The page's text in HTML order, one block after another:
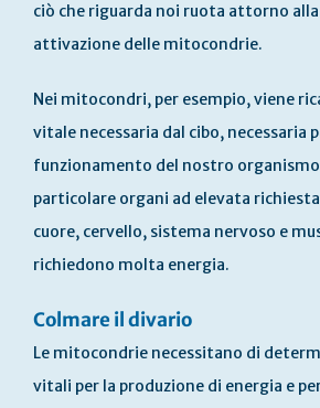
ciò che riguarda noi ruota attorno
attivazione delle mitocondrie.
Nei mitocondri, per esempio, viene
vitale necessaria dal cibo, necessaria
funzionamento del nostro organismo
particolare organi ad elevata
cuore, cervello, sistema nervoso e
richiedono molta energia.
Colmare il divario
Le mitocondrie necessitano di
vitali per la produzione di energia e